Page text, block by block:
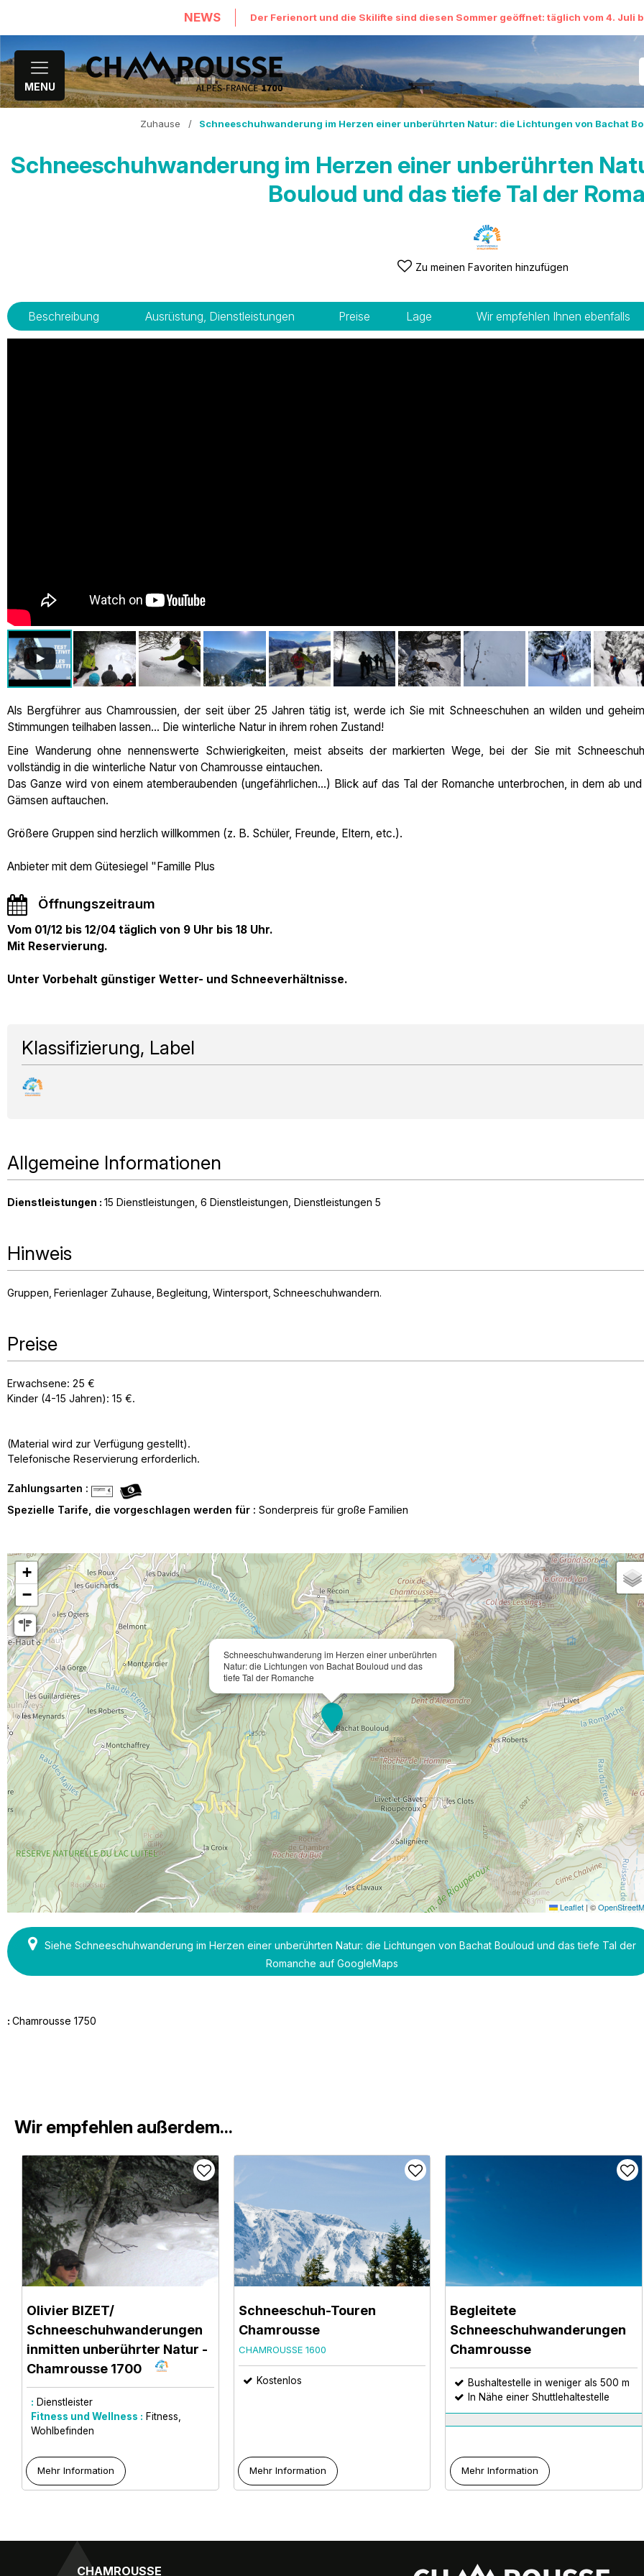
NEWS Der Ferienort und die Skilifte sind diesen Sommer geöffnet: täglich vom 4. Juli
MENU
Zuhause / Schneeschuhwanderung im Herzen einer unberührten Natur: die Lichtungen von Bachat
Schneeschuhwanderung im Herzen einer unberührten
Bouloud und das tiefe Tal der
Zu meinen Favoriten hinzufügen
Beschreibung Ausrüstung, Dienstleistungen Preise Lage Wir empfehlen Ihnen ebenfalls
Als Bergführer aus Chamroussien, der seit über 25 Jahren tätig ist, werde ich Sie mit Schneeschuhen an wilden und
Stimmungen teilhaben lassen... Die winterliche Natur in ihrem rohen Zustand!
Eine Wanderung ohne nennenswerte Schwierigkeiten, meist abseits der markierten Wege, bei der Sie mit
vollständig in die winterliche Natur von Chamrousse eintauchen.
Das Ganze wird von einem atemberaubenden (ungefährlichen...) Blick auf das Tal der Romanche unterbrochen, in dem ab
Gämsen auftauchen.
Größere Gruppen sind herzlich willkommen (z. B. Schüler, Freunde, Eltern, etc.).
Anbieter mit dem Gütesiegel "Famille Plus
Öffnungszeitraum
Vom 01/12 bis 12/04 täglich von 9 Uhr bis 18 Uhr.
Mit Reservierung.
Unter Vorbehalt günstiger Wetter- und Schneeverhältnisse.
Klassifizierung, Label
Allgemeine Informationen
Dienstleistungen : 15 Dienstleistungen 6 Dienstleistungen Dienstleistungen 5
Hinweis
Gruppen Ferienlager Zuhause Begleitung Wintersport Schneeschuhwandern
Preise
Erwachsene: 25 €
Kinder (4-15 Jahren): 15 €.
(Material wird zur Verfügung gestellt).
Telefonische Reservierung erforderlich.
Zahlungsarten :
Spezielle Tarife, die vorgeschlagen werden für : Sonderpreis für große Familien
Schneeschuhwanderung im Herzen einer unberührten
Natur: die Lichtungen von Bachat Bouloud und das
tiefe Tal der Romanche
+
−
Leaflet | ©
Siehe Schneeschuhwanderung im Herzen einer unberührten Natur: die Lichtungen von Bachat Bouloud und das tiefe Tal der
Romanche auf GoogleMaps
: Chamrousse 1750
Wir empfehlen außerdem...
Olivier BIZET/
Schneeschuhwanderungen
inmitten unberührter Natur -
Chamrousse 1700
: Dienstleister
Fitness und Wellness : Fitness
Wohlbefinden
Mehr Information
Schneeschuh-Touren
Chamrousse
CHAMROUSSE 1600
Kostenlos
Mehr Information
Begleitete
Schneeschuhwanderungen
Chamrousse
Bushaltestelle in weniger als 500 m
In Nähe einer Shuttlehaltestelle
Mehr Information
CHAMROUSSE